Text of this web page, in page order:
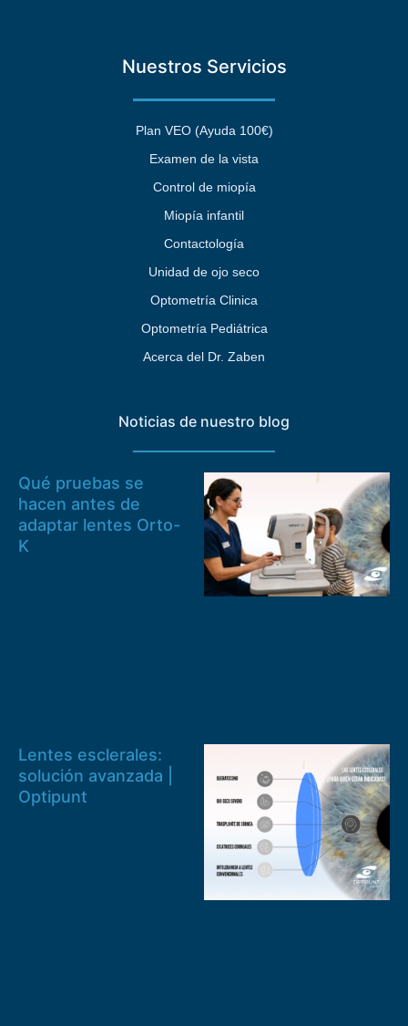
Nuestros Servicios
Plan VEO (Ayuda 100€)
Examen de la vista
Control de miopía
Miopía infantil
Contactología
Unidad de ojo seco
Optometría Clinica
Optometría Pediátrica
Acerca del Dr. Zaben
Noticias de nuestro blog
Qué pruebas se
hacen antes de
adaptar lentes Orto-
K
Lentes esclerales:
solución avanzada |
Optipunt